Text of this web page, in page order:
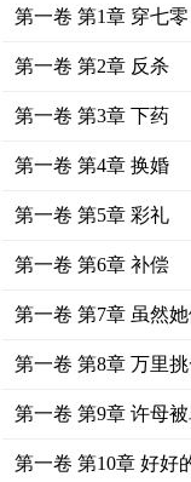
第一卷 第1章 穿七
第一卷 第2章 反杀
第一卷 第3章 下药
第一卷 第4章 换婚
第一卷 第5章 彩礼
第一卷 第6章 补偿
第一卷 第7章 虽然
第一卷 第8章 万里
第一卷 第9章 许母
第一卷 第10章 好好